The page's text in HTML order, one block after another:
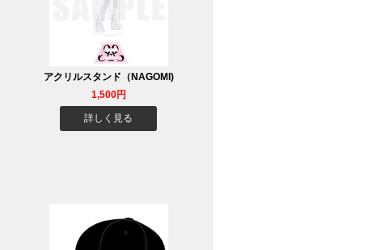
アクリルスタンド（NAGOMI)
1,500円
詳しく見る